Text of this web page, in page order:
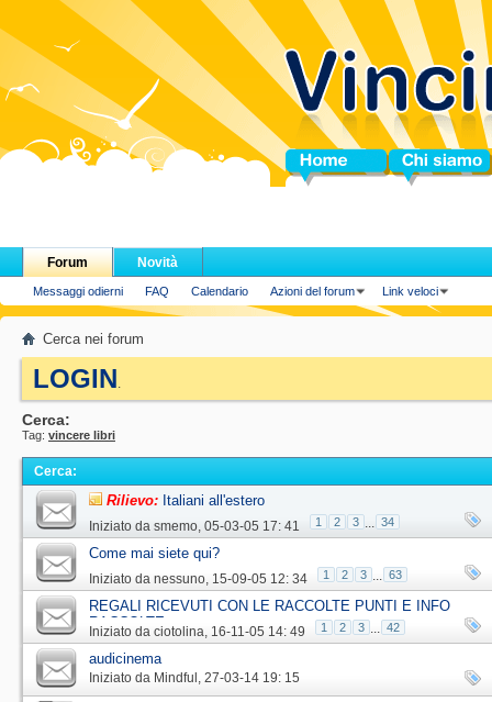
Home Chi siamo
Forum
Messaggi odierni FAQ Calendario Azioni del forum Link veloci
Novità
Cerca nei forum
LOGIN.
Cerca:
Tag: vincere libri
Cerca:
Rilievo: Italiani all'estero
Iniziato da smemo‎, 05-03-05 17: 41 1 2 3 ... 34
Come mai siete qui?
Iniziato da nessuno‎, 15-09-05 12: 34 1 2 3 ... 63
REGALI RICEVUTI CON LE RACCOLTE PUNTI E INFO
RACCOLTE
Iniziato da ciotolina‎, 16-11-05 14: 49 1 2 3 ... 42
audicinema
Iniziato da Mindful ‎, 27-03-14 19: 15